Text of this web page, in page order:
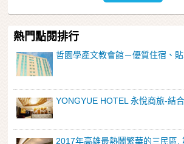
熱門點閱排行
哲園學產文教會館－優質住宿、
YONGYUE HOTEL 永悅商旅-結
2017年高雄最熱鬧繁華的三民區,